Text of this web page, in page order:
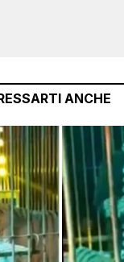
ANCHE